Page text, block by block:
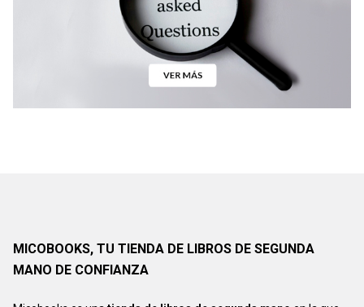
MICOBOOKS, TU TIENDA DE LIBROS DE SEGUNDA
MANO DE CONFIANZA